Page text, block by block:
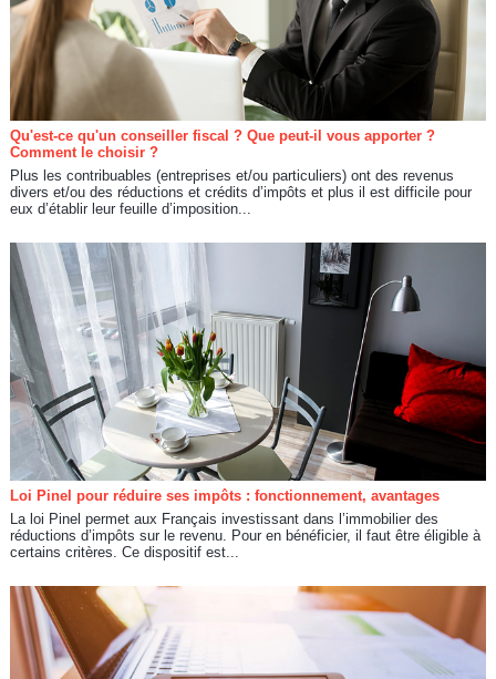
Qu'est-ce qu'un conseiller fiscal ? Que peut-il vous apporter ?
Comment le choisir ?
Plus les contribuables (entreprises et/ou particuliers) ont des revenus
divers et/ou des réductions et crédits d’impôts et plus il est difficile pour
eux d’établir leur feuille d’imposition...
Loi Pinel pour réduire ses impôts : fonctionnement, avantages
La loi Pinel permet aux Français investissant dans l’immobilier des
réductions d’impôts sur le revenu. Pour en bénéficier, il faut être éligible à
certains critères. Ce dispositif est...